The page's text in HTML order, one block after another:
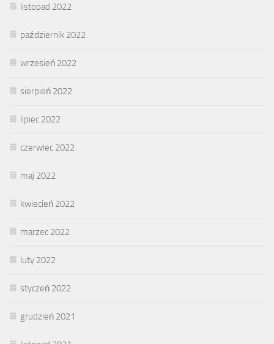
listopad 2022
październik 2022
wrzesień 2022
sierpień 2022
lipiec 2022
czerwiec 2022
maj 2022
kwiecień 2022
marzec 2022
luty 2022
styczeń 2022
grudzień 2021